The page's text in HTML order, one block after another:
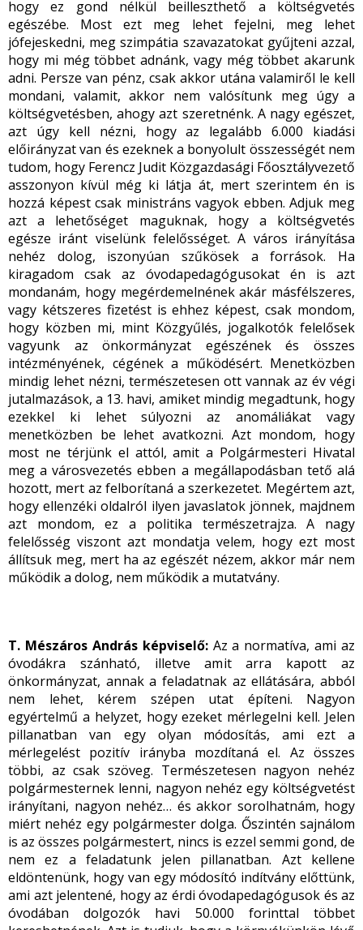
hogy ez gond nélkül beilleszthető a költségvetés
egészébe. Most ezt meg lehet fejelni, meg lehet
jófejeskedni, meg szimpátia szavazatokat gyűjteni azzal,
hogy mi még többet adnánk, vagy még többet akarunk
adni. Persze van pénz, csak akkor utána valamiről le kell
mondani, valamit, akkor nem valósítunk meg úgy a
költségvetésben, ahogy azt szeretnénk. A nagy egészet,
azt úgy kell nézni, hogy az legalább 6.000 kiadási
előirányzat van és ezeknek a bonyolult összességét nem
tudom, hogy Ferencz Judit Közgazdasági Főosztályvezető
asszonyon kívül még ki látja át, mert szerintem én is
hozzá képest csak ministráns vagyok ebben. Adjuk meg
azt a lehetőséget maguknak, hogy a költségvetés
egésze iránt viselünk felelősséget. A város irányítása
nehéz dolog, iszonyúan szűkösek a források. Ha
kiragadom csak az óvodapedagógusokat én is azt
mondanám, hogy megérdemelnének akár másfélszeres,
vagy kétszeres fizetést is ehhez képest, csak mondom,
hogy közben mi, mint Közgyűlés, jogalkotók felelősek
vagyunk az önkormányzat egészének és összes
intézményének, cégének a működésért. Menetközben
mindig lehet nézni, természetesen ott vannak az év végi
jutalmazások, a 13. havi, amiket mindig megadtunk, hogy
ezekkel ki lehet súlyozni az anomáliákat vagy
menetközben be lehet avatkozni. Azt mondom, hogy
most ne térjünk el attól, amit a Polgármesteri Hivatal
meg a városvezetés ebben a megállapodásban tető alá
hozott, mert az felborítaná a szerkezetet. Megértem azt,
hogy ellenzéki oldalról ilyen javaslatok jönnek, majdnem
azt mondom, ez a politika természetrajza. A nagy
felelősség viszont azt mondatja velem, hogy ezt most
állítsuk meg, mert ha az egészét nézem, akkor már nem
működik a dolog, nem működik a mutatvány.
T. Mészáros András képviselő: Az a normatíva, ami az
óvodákra szánható, illetve amit arra kapott az
önkormányzat, annak a feladatnak az ellátására, abból
nem lehet, kérem szépen utat építeni. Nagyon
egyértelmű a helyzet, hogy ezeket mérlegelni kell. Jelen
pillanatban van egy olyan módosítás, ami ezt a
mérlegelést pozitív irányba mozdítaná el. Az összes
többi, az csak szöveg. Természetesen nagyon nehéz
polgármesternek lenni, nagyon nehéz egy költségvetést
irányítani, nagyon nehéz… és akkor sorolhatnám, hogy
miért nehéz egy polgármester dolga. Őszintén sajnálom
is az összes polgármestert, nincs is ezzel semmi gond, de
nem ez a feladatunk jelen pillanatban. Azt kellene
eldöntenünk, hogy van egy módosító indítvány előttünk,
ami azt jelentené, hogy az érdi óvodapedagógusok és az
óvodában dolgozók havi 50.000 forinttal többet